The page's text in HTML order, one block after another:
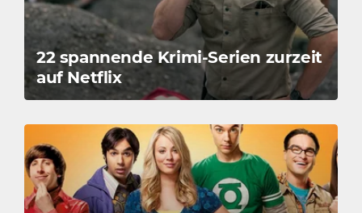
22 spannende Krimi-Serien zurzeit
auf Netflix